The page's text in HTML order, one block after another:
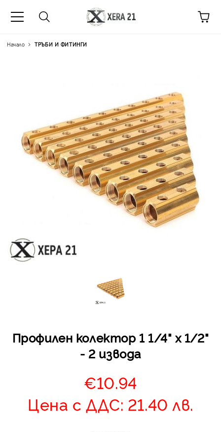
Начало ТРЪБИ И ФИТИНГИ
Профилен колектор 1 1/4" х 1/2"
- 2 извода
€10.94
Цена с ДДС: 21.40 лв.
Цена на продукта:
оскъпяване. За
до 400 лв. / €204,52
Плащане на 4 вноски.
момента с карта.
се разделя на 3
без оскъпяване. За
стойност до 1000